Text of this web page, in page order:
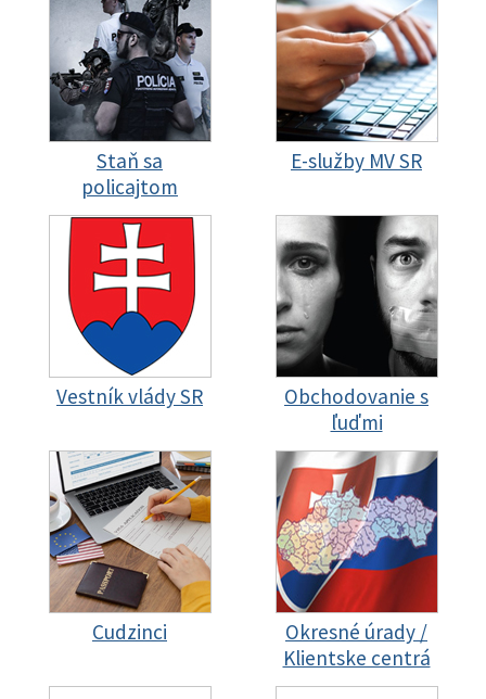
Staň sa
policajtom
E-služby MV SR
Vestník vlády SR
Obchodovanie s
ľuďmi
Cudzinci
Okresné úrady /
Klientske centrá